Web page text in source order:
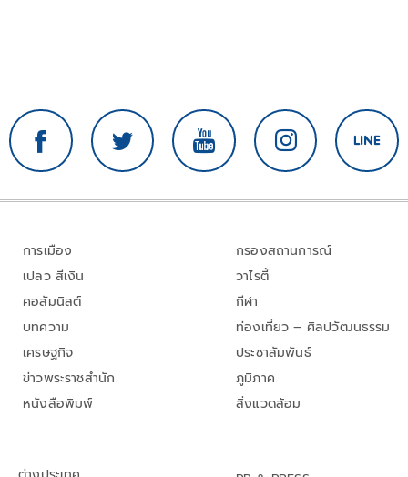
การเมือง
เปลว สีเงิน
คอลัมนิสต์
บทความ
เศรษฐกิจ
ข่าวพระราชสำนัก
หนังสือพิมพ์
กรองสถานการณ์
วาไรตี้
กีฬา
ท่องเที่ยว – ศิลปวัฒนธรรม
ประชาสัมพันธ์
ภูมิภาค
สิ่งแวดล้อม